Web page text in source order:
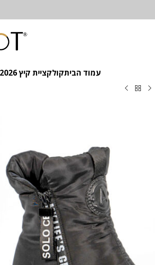
עמוד הביתקולקציית קיץ 2026